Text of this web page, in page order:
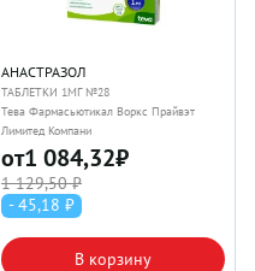
АНАСТРАЗОЛ
ТАБЛЕТКИ 1МГ №28
Тева Фармасьютикал Воркс Прайвэт
Лимитед Компани
от1 084,32₽
1 129,50 ₽
- 45,18 ₽
В корзину